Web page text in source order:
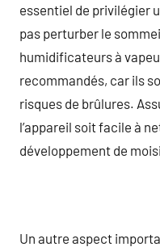
essentiel de privilégier
pas perturber le
humidificateurs à
recommandés, car ils
risques de brûlures.
l’appareil soit facile à
développement de
Un autre aspect